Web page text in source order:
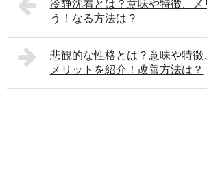
冷静沈着とは？意味や特徴、メ
う！なる方法は？
悲観的な性格とは？意味や特徴
メリットを紹介！改善方法は？